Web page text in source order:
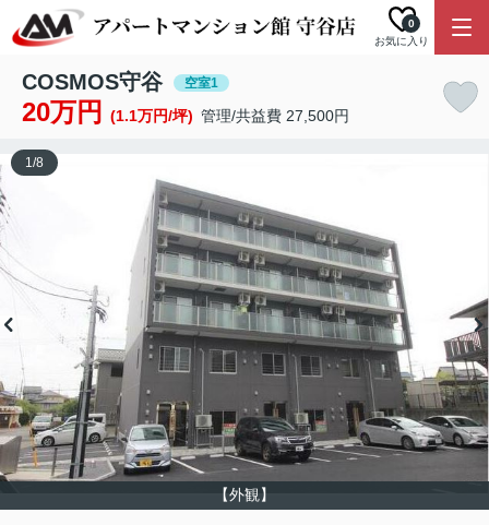
お気に入り
0
COSMOS守谷 空室1
20万円 (1.1万円/坪) 管理/共益費 27,500円
【外観】
1/8